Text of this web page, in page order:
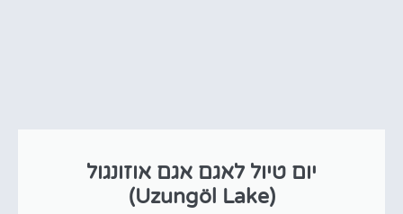
יום טיול לאגם אגם אוזונגול
(Uzungöl Lake)